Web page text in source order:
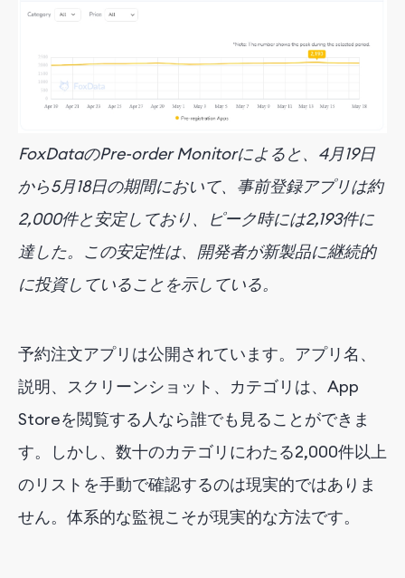
FoxDataのPre-order Monitorによると、4月19日
から5月18日の期間において、事前登録アプリは約
2,000件と安定しており、ピーク時には2,193件に
達した。この安定性は、開発者が新製品に継続的
に投資していることを示している。
予約注文アプリは公開されています。アプリ名、
説明、スクリーンショット、カテゴリは、App
Storeを閲覧する人なら誰でも見ることができま
す。しかし、数十のカテゴリにわたる2,000件以上
のリストを手動で確認するのは現実的ではありま
せん。体系的な監視こそが現実的な方法です。